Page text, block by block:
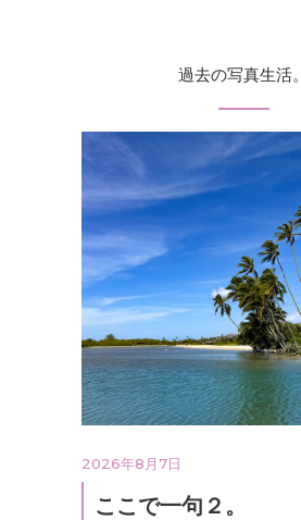
過去の写真生活。
2026年8月7日
ここで一句２。